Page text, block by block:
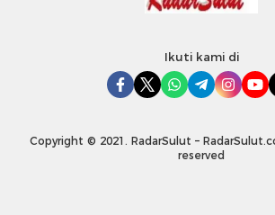
Ikuti kami di
Copyright © 2021. RadarSulut –
reserved